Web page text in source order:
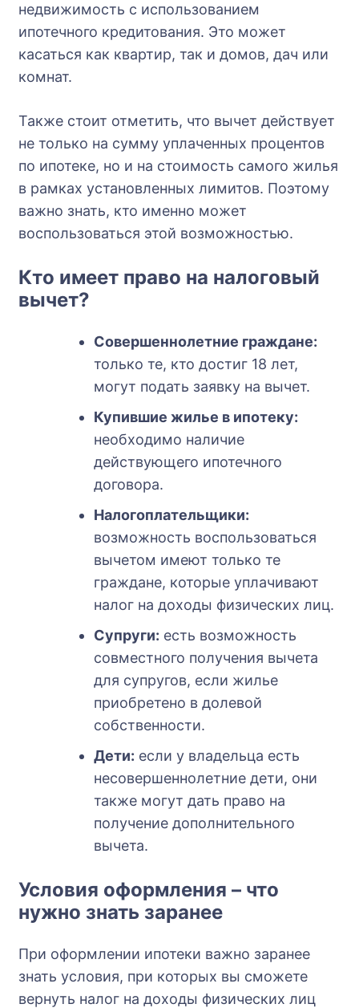
недвижимость с использованием
ипотечного кредитования. Это может
касаться как квартир, так и домов, дач или
комнат.
Также стоит отметить, что вычет действует
не только на сумму уплаченных процентов
по ипотеке, но и на стоимость самого жилья
в рамках установленных лимитов. Поэтому
важно знать, кто именно может
воспользоваться этой возможностью.
Кто имеет право на налоговый
вычет?
Совершеннолетние граждане:
только те, кто достиг 18 лет,
могут подать заявку на вычет.
Купившие жилье в ипотеку:
необходимо наличие
действующего ипотечного
договора.
Налогоплательщики:
возможность воспользоваться
вычетом имеют только те
граждане, которые уплачивают
налог на доходы физических лиц.
Супруги: есть возможность
совместного получения вычета
для супругов, если жилье
приобретено в долевой
собственности.
Дети: если у владельца есть
несовершеннолетние дети, они
также могут дать право на
получение дополнительного
вычета.
Условия оформления – что
нужно знать заранее
При оформлении ипотеки важно заранее
знать условия, при которых вы сможете
вернуть налог на доходы физических лиц